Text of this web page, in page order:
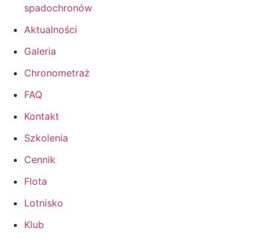
spadochronów
Aktualności
Galeria
Chronometraż
FAQ
Kontakt
Szkolenia
Cennik
Flota
Lotnisko
Klub